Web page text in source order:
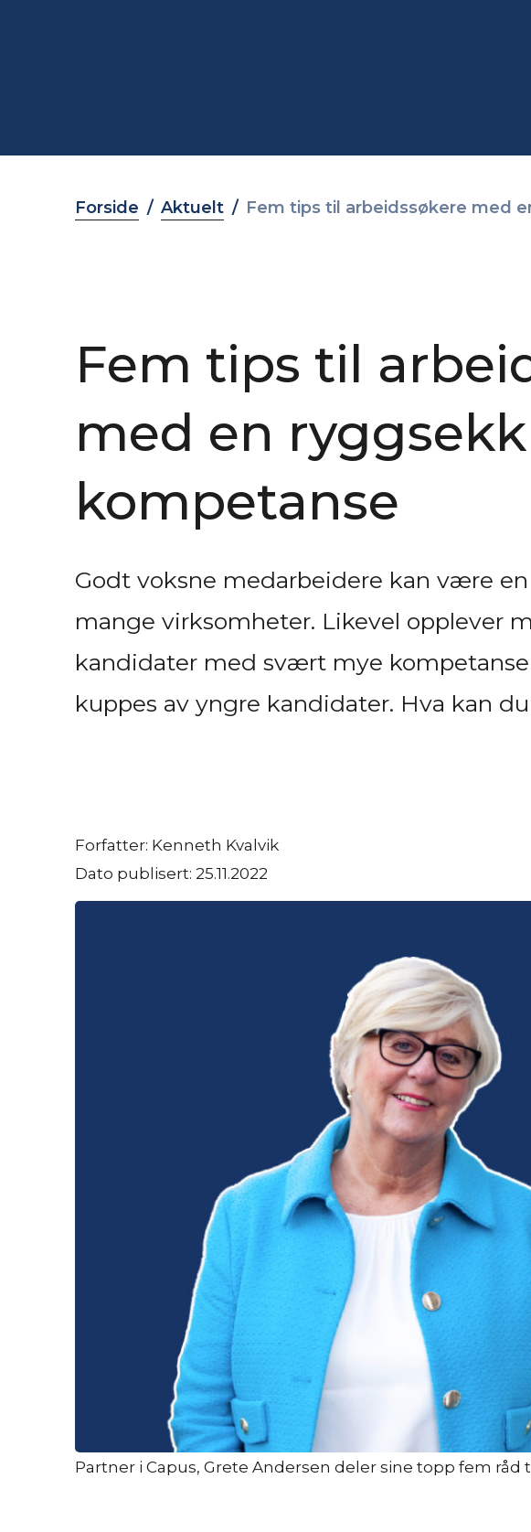
Forside Aktuelt Fem tips til arbeidssøkere med
Fem tips til
med en
kompetanse
Godt voksne medarbeidere kan være
mange virksomheter. Likevel opplever
kandidater med svært mye
kuppes av yngre kandidater. Hva kan
Forfatter: Kenneth Kvalvik
Dato publisert: 25.11.2022
Partner i Capus, Grete Andersen deler sine topp fem råd